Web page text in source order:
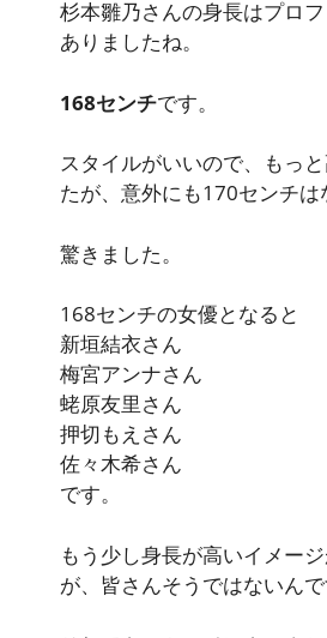
杉本雛乃さんの身長はプロ
ありましたね。
168センチです。
スタイルがいいので、もっ
たが、意外にも170センチは
驚きました。
168センチの女優となると
新垣結衣さん
梅宮アンナさん
蛯原友里さん
押切もえさん
佐々木希さん
です。
もう少し身長が高いイメー
が、皆さんそうではないんで